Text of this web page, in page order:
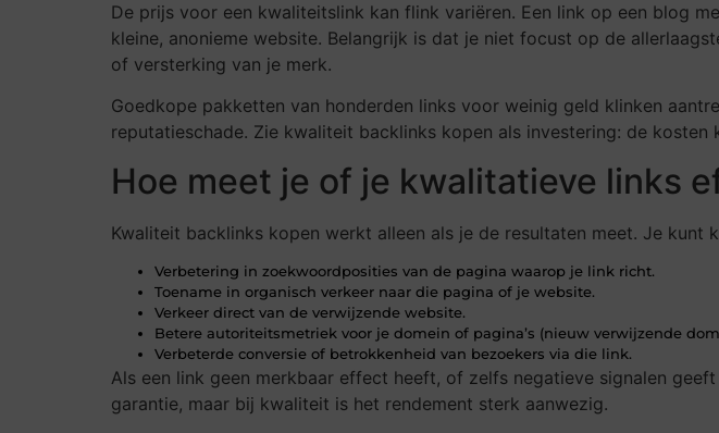
De prijs voor een kwaliteitslink kan flink variëren. Een link op een blog
kleine, anonieme website. Belangrijk is dat je niet focust op de
of versterking van je merk.
Goedkope pakketten van honderden links voor weinig geld klinken
reputatieschade. Zie kwaliteit backlinks kopen als investering: de
Hoe meet je of je kwalitatieve links
Kwaliteit backlinks kopen werkt alleen als je de resultaten meet. Je kunt
Verbetering in zoekwoordposities van de pagina waarop je link richt.
Toename in organisch verkeer naar die pagina of je website.
Verkeer direct van de verwijzende website.
Betere autoriteitsmetriek voor je domein of pagina’s (nieuw verwijzende
Verbeterde conversie of betrokkenheid van bezoekers via die link.
Als een link geen merkbaar effect heeft, of zelfs negatieve signalen
garantie, maar bij kwaliteit is het rendement sterk aanwezig.